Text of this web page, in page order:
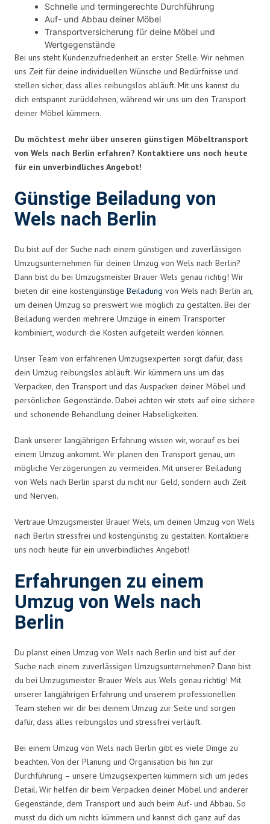
Schnelle und termingerechte Durchführung
Auf- und Abbau deiner Möbel
Transportversicherung für deine Möbel und
Wertgegenstände
Bei uns steht Kundenzufriedenheit an erster Stelle. Wir nehmen
uns Zeit für deine individuellen Wünsche und Bedürfnisse und
stellen sicher, dass alles reibungslos abläuft. Mit uns kannst du
dich entspannt zurücklehnen, während wir uns um den Transport
deiner Möbel kümmern.
Du möchtest mehr über unseren günstigen Möbeltransport
von Wels nach Berlin erfahren? Kontaktiere uns noch heute
für ein unverbindliches Angebot!
Günstige Beiladung von
Wels nach Berlin
Du bist auf der Suche nach einem günstigen und zuverlässigen
Umzugsunternehmen für deinen Umzug von Wels nach Berlin?
Dann bist du bei Umzugsmeister Brauer Wels genau richtig! Wir
bieten dir eine kostengünstige Beiladung von Wels nach Berlin an,
um deinen Umzug so preiswert wie möglich zu gestalten. Bei der
Beiladung werden mehrere Umzüge in einem Transporter
kombiniert, wodurch die Kosten aufgeteilt werden können.
Unser Team von erfahrenen Umzugsexperten sorgt dafür, dass
dein Umzug reibungslos abläuft. Wir kümmern uns um das
Verpacken, den Transport und das Auspacken deiner Möbel und
persönlichen Gegenstände. Dabei achten wir stets auf eine sichere
und schonende Behandlung deiner Habseligkeiten.
Dank unserer langjährigen Erfahrung wissen wir, worauf es bei
einem Umzug ankommt. Wir planen den Transport genau, um
mögliche Verzögerungen zu vermeiden. Mit unserer Beiladung
von Wels nach Berlin sparst du nicht nur Geld, sondern auch Zeit
und Nerven.
Vertraue Umzugsmeister Brauer Wels, um deinen Umzug von Wels
nach Berlin stressfrei und kostengünstig zu gestalten. Kontaktiere
uns noch heute für ein unverbindliches Angebot!
Erfahrungen zu einem
Umzug von Wels nach
Berlin
Du planst einen Umzug von Wels nach Berlin und bist auf der
Suche nach einem zuverlässigen Umzugsunternehmen? Dann bist
du bei Umzugsmeister Brauer Wels aus Wels genau richtig! Mit
unserer langjährigen Erfahrung und unserem professionellen
Team stehen wir dir bei deinem Umzug zur Seite und sorgen
dafür, dass alles reibungslos und stressfrei verläuft.
Bei einem Umzug von Wels nach Berlin gibt es viele Dinge zu
beachten. Von der Planung und Organisation bis hin zur
Durchführung – unsere Umzugsexperten kümmern sich um jedes
Detail. Wir helfen dir beim Verpacken deiner Möbel und anderer
Gegenstände, dem Transport und auch beim Auf- und Abbau. So
musst du dich um nichts kümmern und kannst dich ganz auf das